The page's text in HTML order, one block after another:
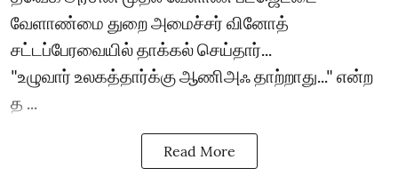
வேளாண்மை துறை அமைச்சர் வினோத்
சட்டப்பேரவையில் தாக்கல் செய்தார்...
"உழுவார் உலகத்தார்க்கு ஆணிஅஃ தாற்றாது..." என்ற
த ...
Read More